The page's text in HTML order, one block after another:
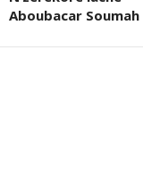
Aboubacar Soumah